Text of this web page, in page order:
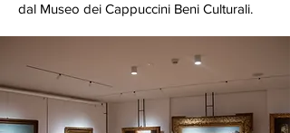
dal Museo dei Cappuccini Beni Culturali.